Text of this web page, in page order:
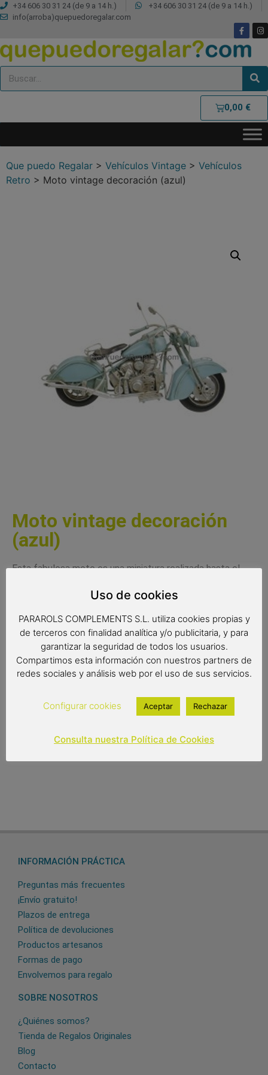
+34 606 30 31 24 (de 9 a 14 h.)
+34 606 30 31 24 (de 9 a 14 h.)
info(arroba)quepuedoregalar.com
0,00 €
Que puedo Regalar > Vehículos Vintage > Vehículos
Retro > Moto vintage decoración (azul)
Moto vintage decoración
(azul)
Esta fabulosa moto es una miniatura realizada hasta el
mítico vehículo.Cantidad de detalles perfectamente
Sin duda es un original y elegante elemento decorativo
para cualquier hogar.
Medidas:
INFORMACIÓN PRÁCTICA
Preguntas más frecuentes
¡Envío gratuito!
Plazos de entrega
Política de devoluciones
Productos artesanos
Formas de pago
Envolvemos para regalo
SOBRE NOSOTROS
¿Quiénes somos?
Tienda de Regalos Originales
Blog
Contacto
Uso de cookies
PARAROLS COMPLEMENTS S.L. utiliza cookies propias y
de terceros con finalidad analítica y/o publicitaria, y para
garantizar la seguridad de todos los usuarios.
Compartimos esta información con nuestros partners de
redes sociales y análisis web por el uso de sus servicios.
Configurar cookies Aceptar Rechazar
Consulta nuestra Política de Cookies